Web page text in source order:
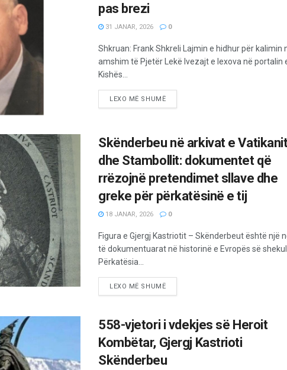
pas brezi
31 JANAR, 2026 0
Shkruan: Frank Shkreli Lajmin e hidhur për kalimin
amshim të Pjetër Lekë Ivezajt e lexova në portalin
Kishës...
LEXO MË SHUMË
Skënderbeu në arkivat e
dhe Stambollit: dokumentet që
rrëzojnë pretendimet sllave dhe
greke për përkatësinë e tij
18 JANAR, 2026 0
Figura e Gjergj Kastriotit – Skënderbeut është një
të dokumentuarat në historinë e Evropës së
Përkatësia...
LEXO MË SHUMË
558-vjetori i vdekjes së Heroit
Kombëtar, Gjergj Kastrioti
Skënderbeu